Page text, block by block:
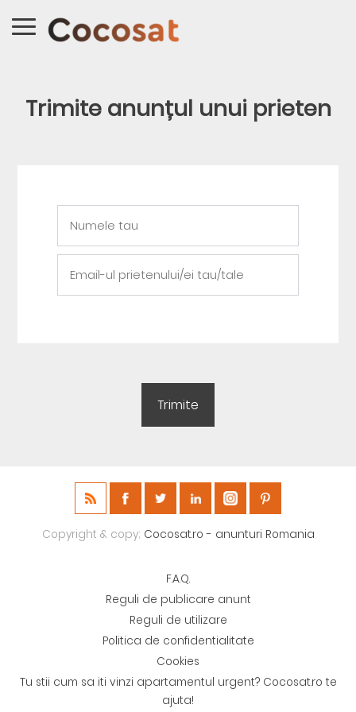
Trimite anunțul unui prieten
Copyright & copy; Cocosat.ro - anunturi Romania
F.A.Q.
Reguli de publicare anunt
Reguli de utilizare
Politica de confidentialitate
Cookies
Tu stii cum sa iti vinzi apartamentul urgent? Cocosat.ro te
ajuta!